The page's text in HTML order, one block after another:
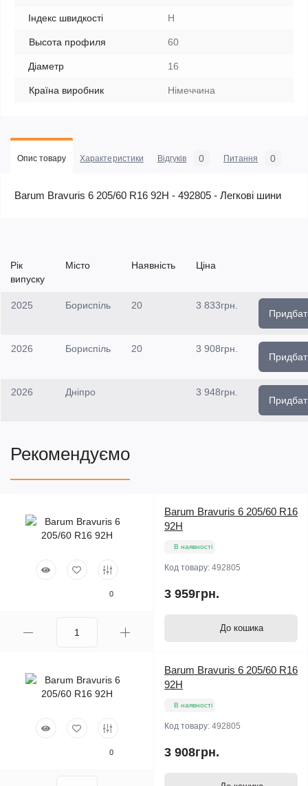
Індекс швидкості H
Высота профиля 60
Діаметр 16
Країна виробник Німеччина
Опис товару Характеристики Відгуків 0 Питання 0
Barum Bravuris 6 205/60 R16 92H - 492805 - Легкові шини
Рік
випуску
Місто Наявність Ціна
2025 Бориспіль 20 3 833грн.
2026 Бориспіль 20 3 908грн.
2026 Дніпро 3 948грн.
Рекомендуємо
0
Barum Bravuris 6 205/60 R16
92H
В наявності
Код товару: 492805
3 959грн.
До кошика
0
Barum Bravuris 6 205/60 R16
92H
В наявності
Код товару: 492805
3 908грн.